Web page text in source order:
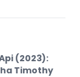
(2023):
Timothy